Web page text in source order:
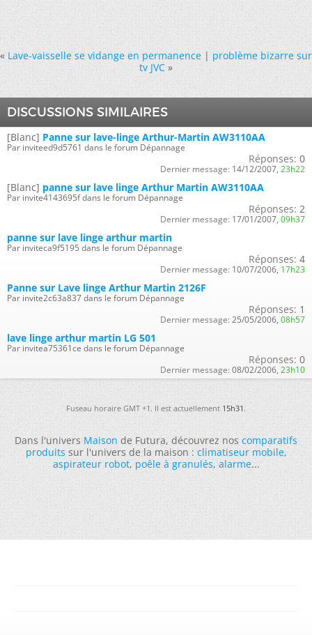
« Lave-vaisselle se vidange en permanence|problème bizarre sur
tv JVC »
DISCUSSIONS SIMILAIRES
[Blanc] Panne sur lave-linge Arthur-Martin AW3110AA
Par inviteed9d5761 dans le forum Dépannage
Réponses: 0
Dernier message: 14/12/2007, 23h22
[Blanc] panne sur lave linge Arthur Martin AW3110AA
Par invite4143695f dans le forum Dépannage
Réponses: 2
Dernier message: 17/01/2007, 09h37
panne sur lave linge arthur martin
Par inviteca9f5195 dans le forum Dépannage
Réponses: 4
Dernier message: 10/07/2006, 17h23
Panne sur Lave linge Arthur Martin 2126F
Par invite2c63a837 dans le forum Dépannage
Réponses: 1
Dernier message: 25/05/2006, 08h57
lave linge arthur martin LG 501
Par invitea75361ce dans le forum Dépannage
Réponses: 0
Dernier message: 08/02/2006, 23h10
Fuseau horaire GMT +1. Il est actuellement15h31.
Dans l'universMaisonde Futura, découvrez noscomparatifs
produitssur l'univers de la maison :climatiseur mobile,
aspirateur robot,poêle à granulés,alarme...